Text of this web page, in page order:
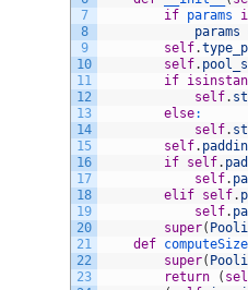
7
8
9
10
11
12
13
14
15
16
17
18
19
20
21
22
23
if params
params
self.
self.
if
self.
else:
self.
self.
if self.
self.
elif self.
self.
super(
def computeSize
super(
return
(